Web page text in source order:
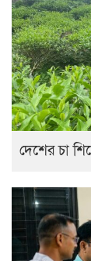
দেশের চা